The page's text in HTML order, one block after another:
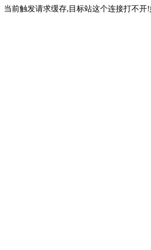
当前触发请求缓存,目标站这个连接打不